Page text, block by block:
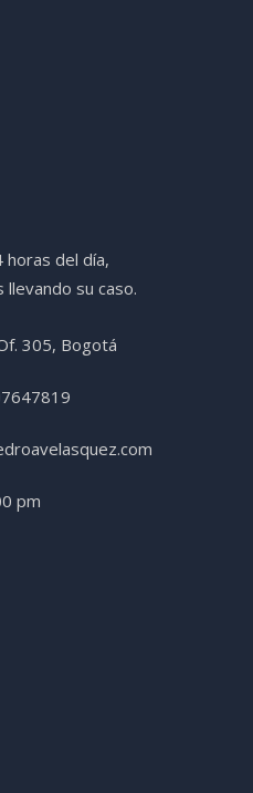
horas del día,
su caso.
305, Bogotá
pm